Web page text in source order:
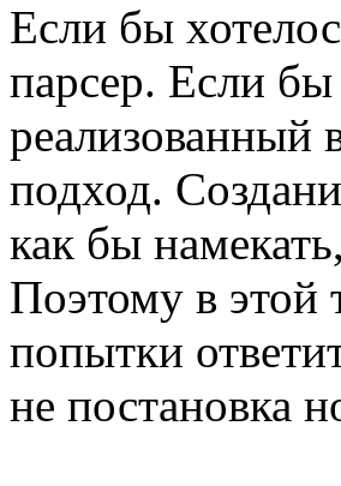
Если бы
парсер. Если бы
реализованный
подход.
как бы
Поэтому в этой
попытки
не постановка